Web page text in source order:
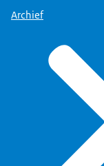
Archief